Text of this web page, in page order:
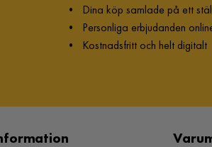
• Dina köp samlade på ett
• Personliga erbjudanden
• Kostnadsfritt och helt digitalt